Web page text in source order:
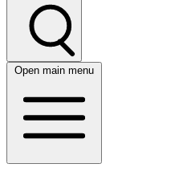
Open main menu